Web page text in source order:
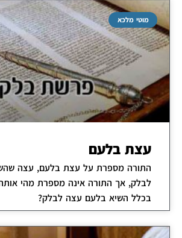
מוטי מלכא
עצת בלעם
התורה מספרת על עצת בלעם, עצה
לבלק, אך התורה אינה מספרת מהי
בכלל השיא בלעם עצה לבלק?